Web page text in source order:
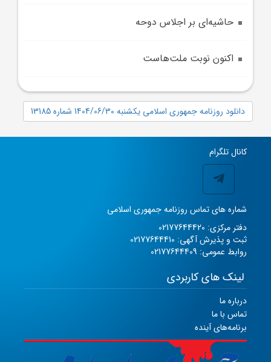
حاشیه‌ای بر اجلاس دوحه
اکنون نوبت ملت‌هاست
دانلود روزنامه جمهوری اسلامی یکشنبه 1404/06/30 شماره 13185
کانال تلگرام
شماره های تماس روزنامه جمهوری اسلامی
دفتر مرکزی: 02177644420
ثبت و پذیرش آگهی: 02177644410
روابط عمومی: 02177644409
لینک های کاربردی
درباره ما
تماس با ما
برنامه‌های آینده